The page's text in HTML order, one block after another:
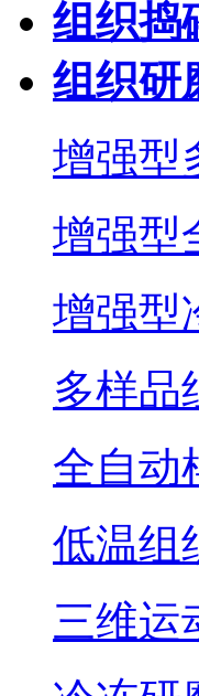
组织捣
组织研
增强型
增强型
增强型
多样品
全自动
低温组
三维运